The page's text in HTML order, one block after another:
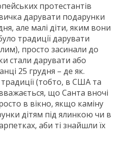
протестантів
дарувати подарунки
але малі діти, яким вони
традиції дарувати
просто засинали до
стали дарувати або
25 грудня – де як.
традиції (тобто, в США та
що Санта вночі
в вікно, якщо каміну
дітям під ялинкою чи в
аби ті знайшли їх